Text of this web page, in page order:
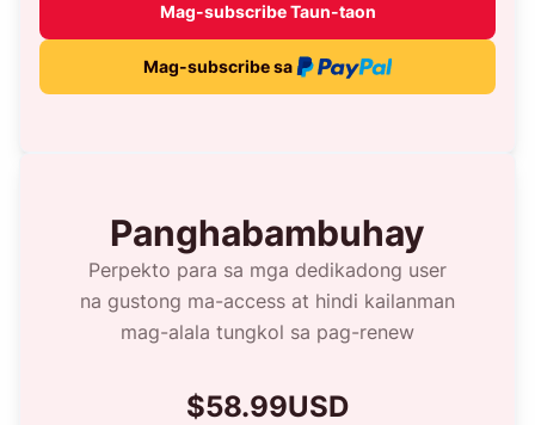
Mag-subscribe Taun-taon
Mag-subscribe sa
Panghabambuhay
Perpekto para sa mga dedikadong user
na gustong ma-access at hindi kailanman
mag-alala tungkol sa pag-renew
$58.99USD